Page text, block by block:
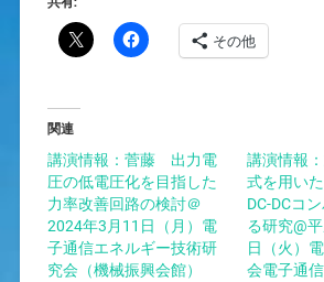
その他
関連
講演情報：菅藤 出力電
圧の低電圧化を目指した
力率改善回路の検討＠
2024年3月11日（月）電
子通信エネルギー技術研
究会（機械振興会館）
講演情報
式を用い
DC-DCコ
る研究@
日（火）
会電子通